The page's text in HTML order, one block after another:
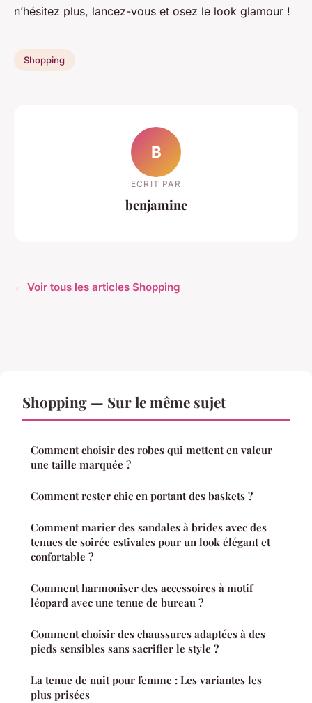
n’hésitez plus, lancez-vous et osez le look glamour !
Shopping
B
ECRIT PAR
benjamine
← Voir tous les articles Shopping
Shopping — Sur le même sujet
Comment choisir des robes qui mettent en valeur
une taille marquée ?
Comment rester chic en portant des baskets ?
Comment marier des sandales à brides avec des
tenues de soirée estivales pour un look élégant et
confortable ?
Comment harmoniser des accessoires à motif
léopard avec une tenue de bureau ?
Comment choisir des chaussures adaptées à des
pieds sensibles sans sacrifier le style ?
La tenue de nuit pour femme : Les variantes les
plus prisées